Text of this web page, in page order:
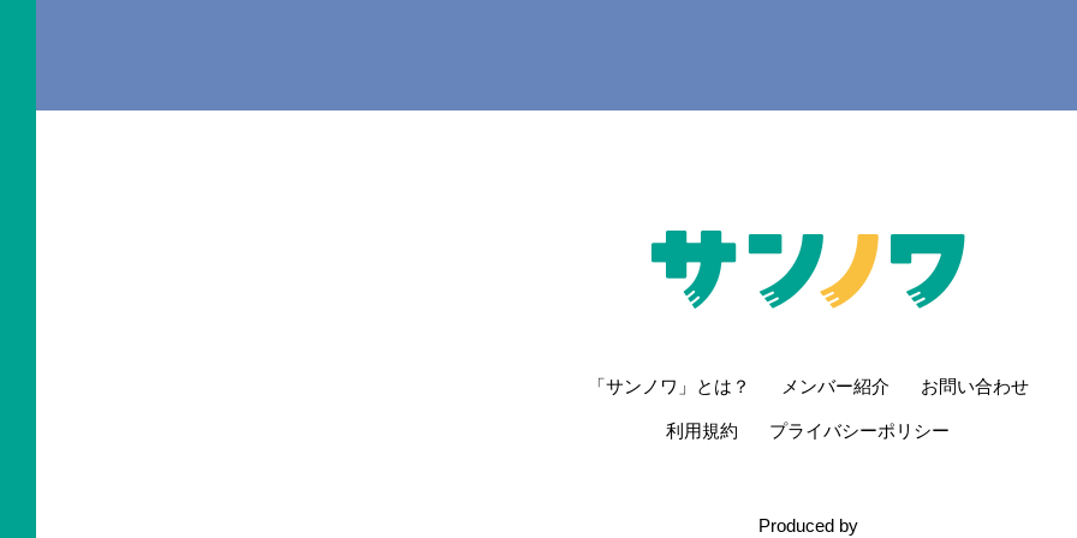
さらに読み込む...
「サンノワ」とは？ メンバー紹介 お問い合わせ
利用規約 プライバシーポリシー
Produced by